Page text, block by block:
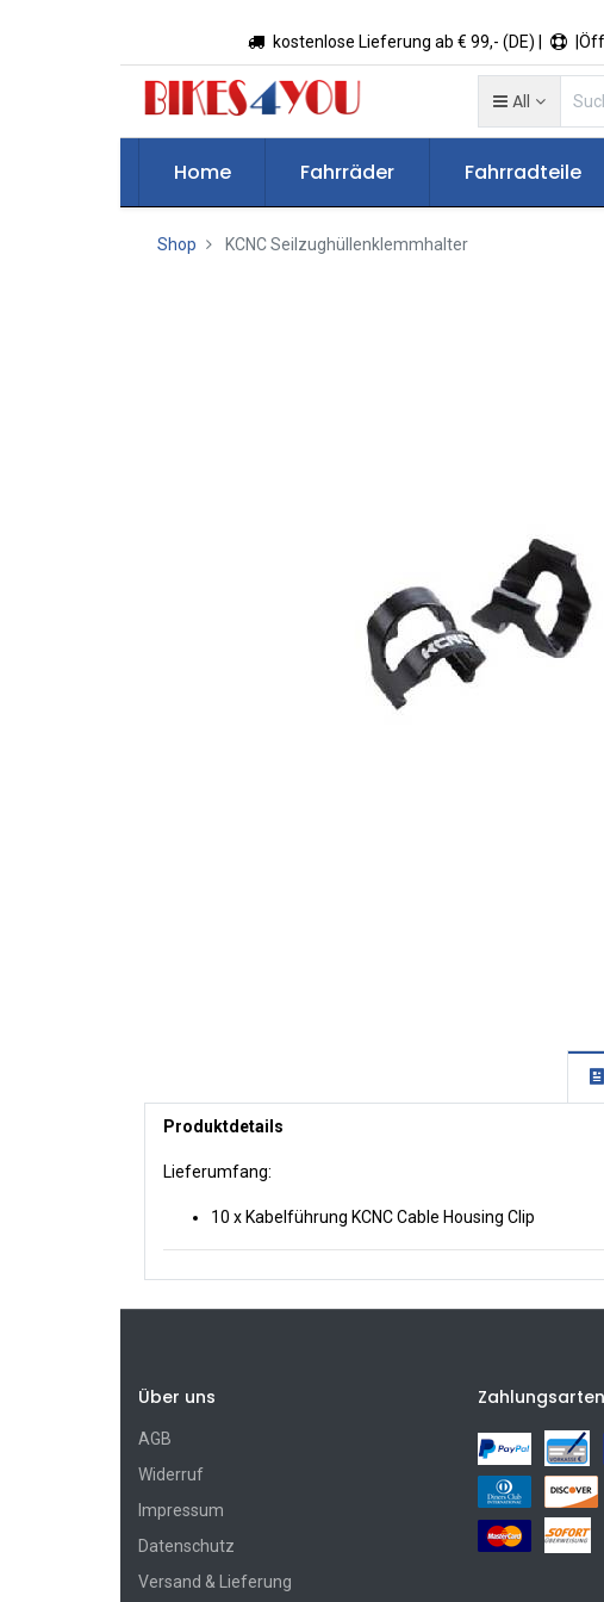
kostenlose Lieferung ab € 99,- (DE) |
All
Home Fahrräder Fahrradteile
Shop KCNC Seilzughüllenklemmhalter
Produktdetails
Lieferumfang:
10 x Kabelführung KCNC Cable Housing Clip
Über uns
AGB
Widerruf
Impressum
Datenschutz
Versand & Lieferung
Zahlungsarten